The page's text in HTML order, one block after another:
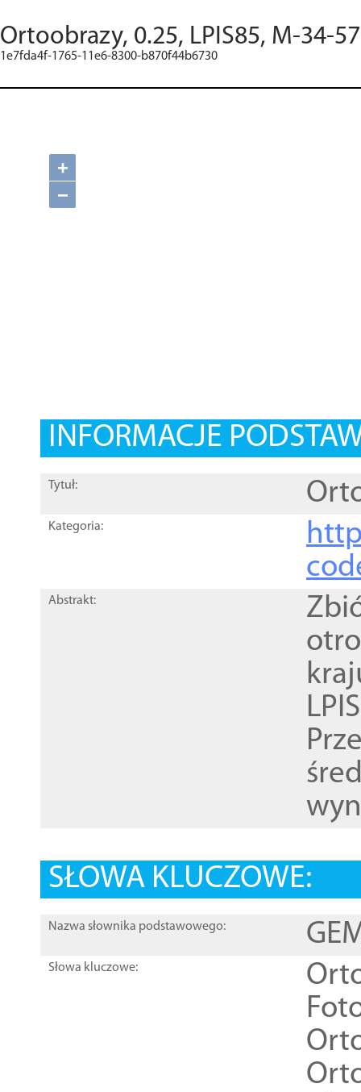
Ortoobrazy, 0.25, LPIS85, M-34-
1e7fda4f-1765-11e6-8300-b870f44b6730
+
−
INFORMACJE
Tytuł:
Kategoria:
Abstrakt:
SŁOWA KLUCZOWE:
Nazwa słownika podstawowego:
Słowa kluczowe: